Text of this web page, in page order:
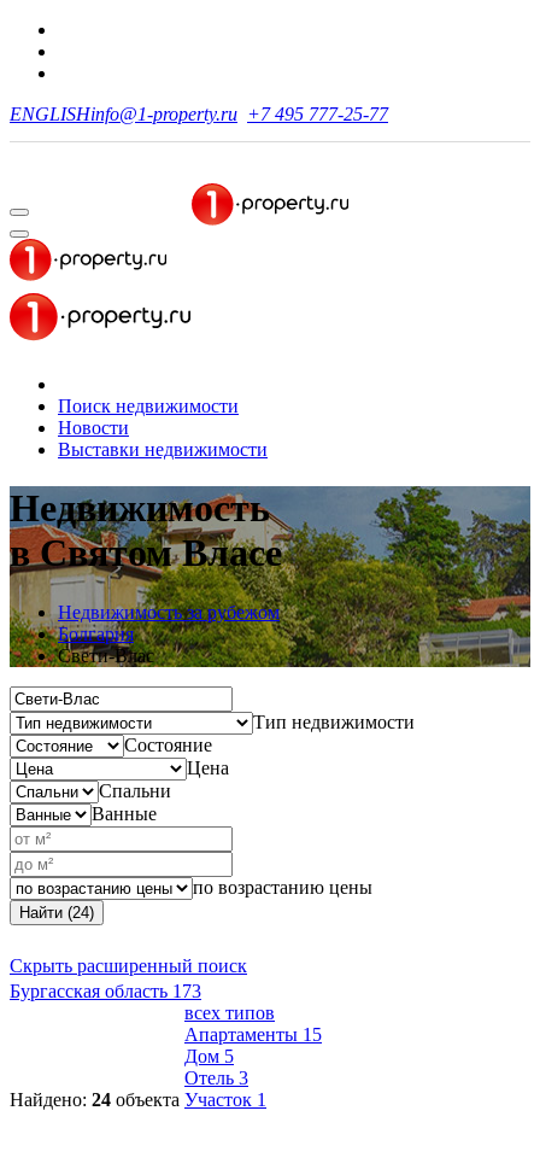
ENGLISHinfo@1-property.ru +7 495 777-25-77
Поиск недвижимости
Новости
Выставки недвижимости
Недвижимость
в Святом Власе
Недвижимость за рубежом
Болгария
Свети-Влас
Тип недвижимости
Состояние
Цена
Спальни
Ванные
по возрастанию цены
Найти (24)
Скрыть расширенный поиск
Бургасская область 173
Найдено: 24 объекта
всех типов
Апартаменты 15
Дом 5
Отель 3
Участок 1